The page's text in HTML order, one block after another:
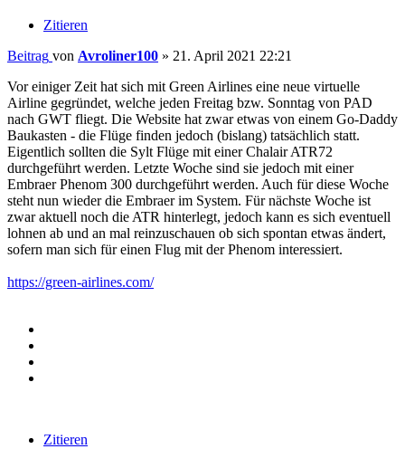
Zitieren
Beitrag von Avroliner100 » 21. April 2021 22:21
Vor einiger Zeit hat sich mit Green Airlines eine neue virtuelle
Airline gegründet, welche jeden Freitag bzw. Sonntag von PAD
nach GWT fliegt. Die Website hat zwar etwas von einem Go-Daddy
Baukasten - die Flüge finden jedoch (bislang) tatsächlich statt.
Eigentlich sollten die Sylt Flüge mit einer Chalair ATR72
durchgeführt werden. Letzte Woche sind sie jedoch mit einer
Embraer Phenom 300 durchgeführt werden. Auch für diese Woche
steht nun wieder die Embraer im System. Für nächste Woche ist
zwar aktuell noch die ATR hinterlegt, jedoch kann es sich eventuell
lohnen ab und an mal reinzuschauen ob sich spontan etwas ändert,
sofern man sich für einen Flug mit der Phenom interessiert.
https://green-airlines.com/
Zitieren